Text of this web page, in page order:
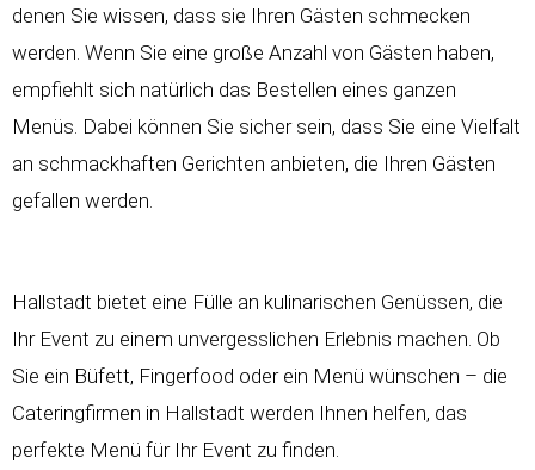
denen Sie wissen, dass sie Ihren Gästen schmecken
werden. Wenn Sie eine große Anzahl von Gästen haben,
empfiehlt sich natürlich das Bestellen eines ganzen
Menüs. Dabei können Sie sicher sein, dass Sie eine Vielfalt
an schmackhaften Gerichten anbieten, die Ihren Gästen
gefallen werden.
Hallstadt bietet eine Fülle an kulinarischen Genüssen, die
Ihr Event zu einem unvergesslichen Erlebnis machen. Ob
Sie ein Büfett, Fingerfood oder ein Menü wünschen – die
Cateringfirmen in Hallstadt werden Ihnen helfen, das
perfekte Menü für Ihr Event zu finden.